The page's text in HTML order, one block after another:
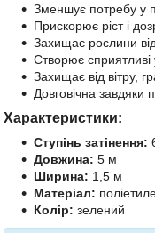
Зменшує потребу у
Прискорює ріст і
Захищає рослини
Створює сприятливі
Захищає від вітру,
Довговічна завдяки
Характеристики:
Ступінь затінення:
Довжина: 5 м
Ширина: 1,5 м
Матеріал:
Колір: зелений